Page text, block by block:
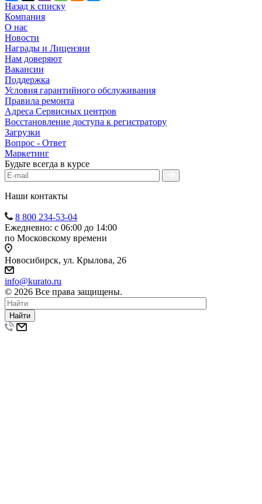
Назад к списку
Компания
О нас
Новости
Награды и Лицензии
Нам доверяют
Вакансии
Поддержка
Условия гарантийного обслуживания
Правила ремонта
Адреса Сервисных центров
Восстановление доступа к регистратору
Загрузки
Вопрос - Ответ
Маркетинг
Будьте всегда в курсе
Наши контакты
8 800 234-53-04
Ежедневно: с 06:00 до 14:00
по Московскому времени
Новосибирск, ул. Крылова, 26
info@kurato.ru
© 2026 Все права защищены.
Найти